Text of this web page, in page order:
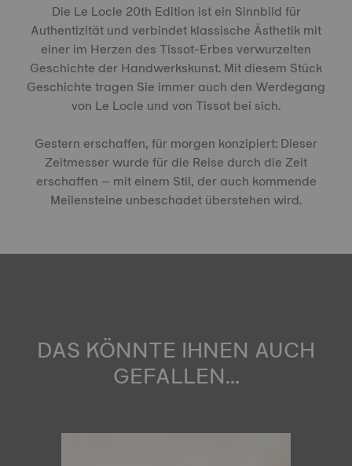
Die Le Locle 20th Edition ist ein Sinnbild für
Authentizität und verbindet klassische Ästhetik mit
einer im Herzen des Tissot-Erbes verwurzelten
Geschichte der Handwerkskunst. Mit diesem Stück
Geschichte tragen Sie immer auch den Werdegang
von Le Locle und von Tissot bei sich.
Gestern erschaffen, für morgen konzipiert: Dieser
Zeitmesser wurde für die Reise durch die Zeit
erschaffen – mit einem Stil, der auch kommende
Meilensteine unbeschadet überstehen wird.
DAS KÖNNTE IHNEN AUCH
GEFALLEN...